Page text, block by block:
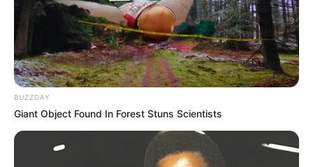
Kollektorlar və BOKT əməkdaşları
borclunun ailəsiniqorxuda bilər?
50 0
BUZZDAY
Giant Object Found In Forest Stuns Scientists